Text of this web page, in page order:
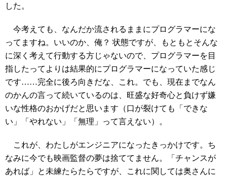
した。
今考えても、なんだか流されるままにプログラマーにな
ってますね。いいのか、俺？ 状態ですが、もともとそんな
に深く考えて行動する方じゃないので、プログラマーを目
指したってよりは結果的にプログラマーになっていた感じ
です……完全に後ろ向きだな、これ。でも、現在までなん
のかんの言って続いているのは、旺盛な好奇心と負けず嫌
いな性格のおかげだと思います（口が裂けても「できな
い」「やれない」「無理」って言えない）。
これが、わたしがエンジニアになったきっかけです。ち
なみに今でも映画監督の夢は捨ててません。「チャンスが
あれば」と未練たらたらですが、これに関しては奥さんに